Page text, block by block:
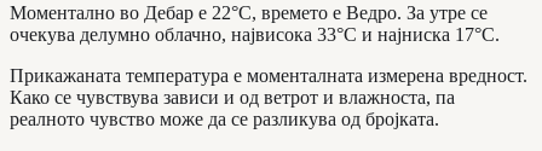
Моментално во Дебар е 22°C, времето е Ведро. За утре се
очекува делумно облачно, највисока 33°C и најниска 17°C.
Прикажаната температура е моменталната измерена вредност.
Како се чувствува зависи и од ветрот и влажноста, па
реалното чувство може да се разликува од бројката.